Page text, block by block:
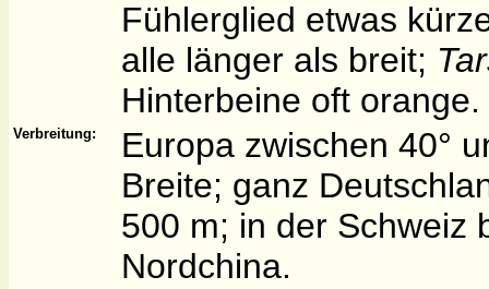
Fühlerglied etwas
alle länger als breit;
Hinterbeine oft orange.
Verbreitung:
Europa zwischen 40°
Breite; ganz
500 m; in der Schweiz
Nordchina.